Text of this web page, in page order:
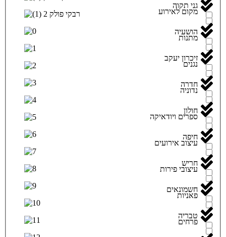
מקום לאירוע
מתנות
נגנים
נדוניה
ספרים ויודאיקה
עיצוב אירועים
עיצובי פירות
פאניות
פרחים
גני תקוה
הושעיה
זיכרון יעקב
חדרה
חולון
חיפה
חריש
חשמונאים
טבריה